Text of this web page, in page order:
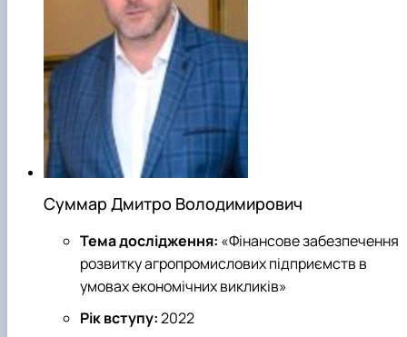
Суммар Дмитро Володимирович
Тема дослідження: «Фінансове забезпечення
розвитку агропромислових підприємств в
умовах економічних викликів»
Рік вступу:2022